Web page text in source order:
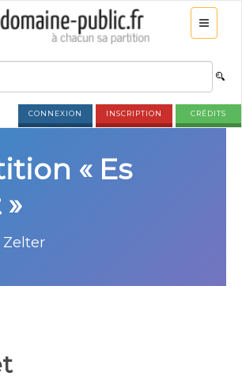
CONNEXION INSCRIPTION CRÉDITS
« Es
Zelter